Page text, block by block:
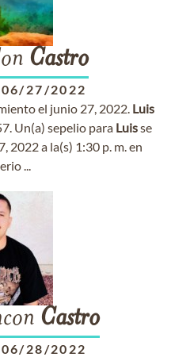
Castro
06/27/2022
el junio 27, 2022. Luis
Un(a) sepelio para Luisse
2022 a la(s) 1:30 p. m. en
...
Castro
06/28/2022